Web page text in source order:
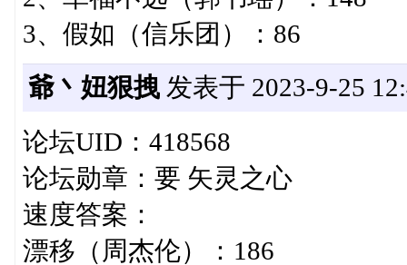
3、假如（信乐团）：86
爺丶妞狠拽发表于 2023-9-25
论坛UID：418568
论坛勋章：要 矢灵之心
速度答案：
漂移（周杰伦）：186